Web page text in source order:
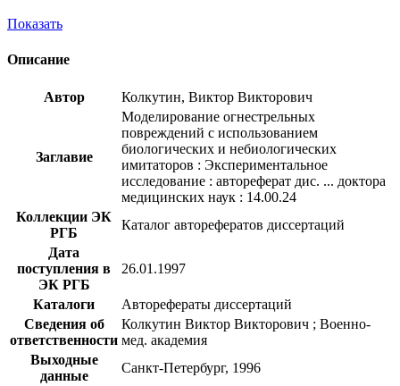
Показать
Описание
Автор Колкутин, Виктор Викторович
Заглавие
Моделирование огнестрельных
повреждений с использованием
биологических и небиологических
имитаторов : Экспериментальное
исследование : автореферат дис. ... доктора
медицинских наук : 14.00.24
Коллекции ЭК
РГБ
Каталог авторефератов диссертаций
Дата
поступления в
ЭК РГБ
26.01.1997
Каталоги
Авторефераты диссертаций
Сведения об
ответственности
Колкутин Виктор Викторович ; Военно-
мед. академия
Выходные
данные
Санкт-Петербург, 1996